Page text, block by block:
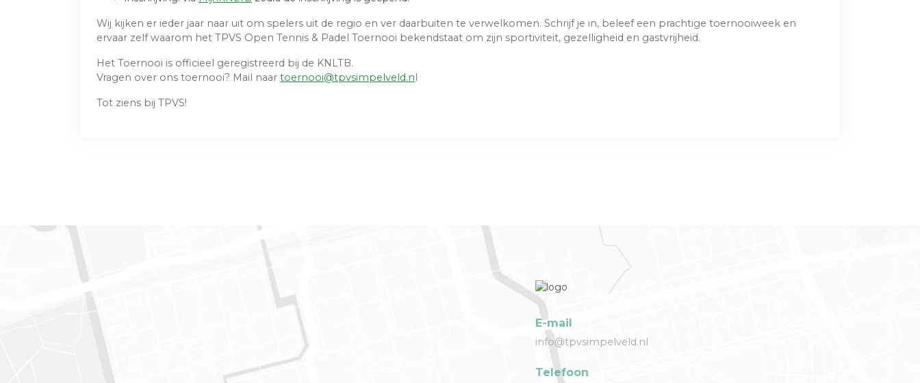
Wij kijken er ieder jaar naar uit om spelers uit de regio en ver daarbuiten te verwelkomen. Schrijf je in, beleef een prachtige toernooiweek en
ervaar zelf waarom het TPVS Open Tennis & Padel Toernooi bekendstaat om zijn sportiviteit, gezelligheid en gastvrijheid.
Het Toernooi is officieel geregistreerd bij de KNLTB.
Vragen over ons toernooi? Mail naar toernooi@tpvsimpelveld.nl
Tot ziens bij TPVS!
E-mail
info@tpvsimpelveld.nl
Telefoon